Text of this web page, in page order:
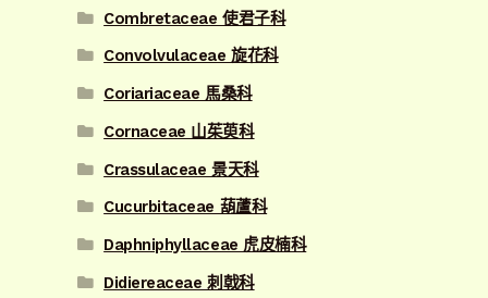
Combretaceae 使君子科
Convolvulaceae 旋花科
Coriariaceae 馬桑科
Cornaceae 山茱萸科
Crassulaceae 景天科
Cucurbitaceae 葫蘆科
Daphniphyllaceae 虎皮楠科
Didiereaceae 刺戟科